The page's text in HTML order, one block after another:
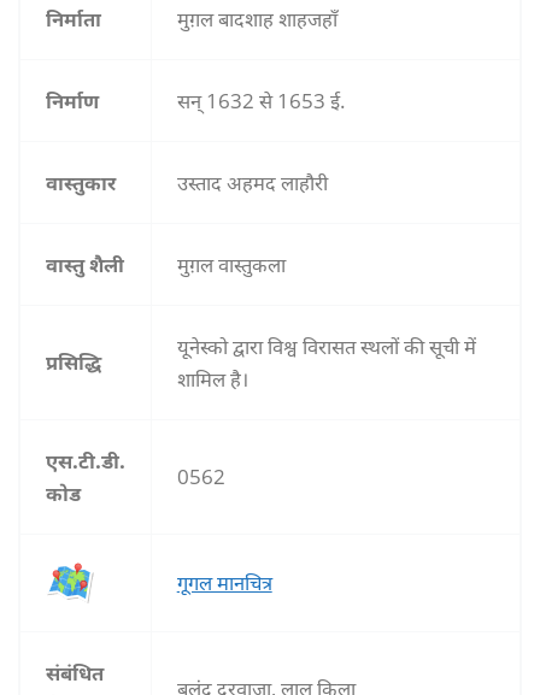
निर्माता मुग़ल बादशाह शाहजहाँ
निर्माण सन् 1632 से 1653 ई.
वास्तुकार उस्ताद अहमद लाहौरी
वास्तु शैली मुग़ल वास्‍तुकला
प्रसिद्धि
यूनेस्को द्वारा विश्व विरासत स्थलों की सूची में
शामिल है।
एस.टी.डी.
कोड
0562
गूगल मानचित्र
संबंधित
बुलंद दरवाज़ा, लाल क़िला